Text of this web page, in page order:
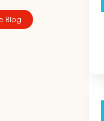
Blog